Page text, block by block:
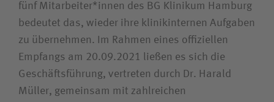
fünf Mitarbeiter*innen des BG Klinikum Hamburg
bedeutet das, wieder ihre klinikinternen Aufgaben
zu übernehmen. Im Rahmen eines offiziellen
Empfangs am 20.09.2021 ließen es sich die
Geschäftsführung, vertreten durch Dr. Harald
Müller, gemeinsam mit zahlreichen